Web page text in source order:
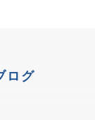
ログ